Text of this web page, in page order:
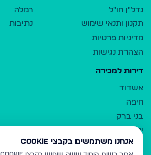
נדל"ן חו"ל
תקנון ותנאי שימוש
מדיניות פרטיות
הצהרת נגישות
רמלה
נתיבות
דירות למכירה
אשדוד
חיפה
בני ברק
ירושלים
אלעד
אנחנו משתמשים בקבצי Cookie